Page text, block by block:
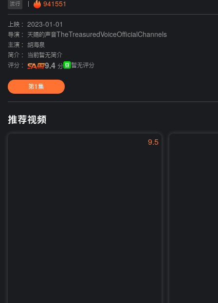
流行 941551
上映 :
2023-01-01
导演 :
天赐的声音TheTreasuredVoiceOfficialChannels
主演 :
胡海泉
简介 :
当前暂无简介
评分 :
9.4 分 暂无评分
第1集
推荐视频
9.5